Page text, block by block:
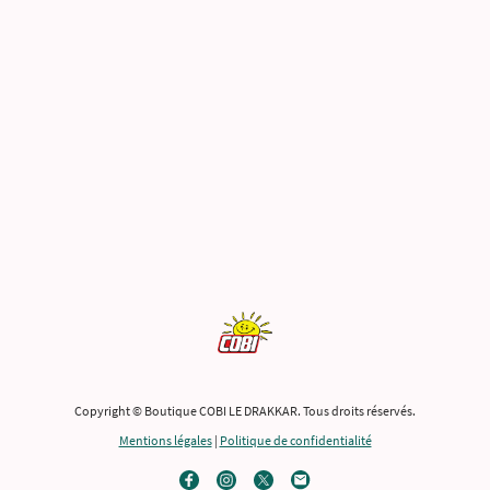
Copyright © Boutique COBI LE DRAKKAR. Tous droits réservés.
Mentions légales| Politique de confidentialité